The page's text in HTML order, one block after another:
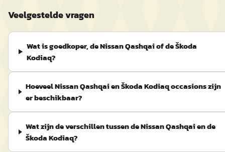
Veelgestelde vragen
Wat is goedkoper, de Nissan Qashqai of de Škoda
Kodiaq?
Hoeveel Nissan Qashqai en Škoda Kodiaq occasions zijn
er beschikbaar?
Wat zijn de verschillen tussen de Nissan Qashqai en de
Škoda Kodiaq?